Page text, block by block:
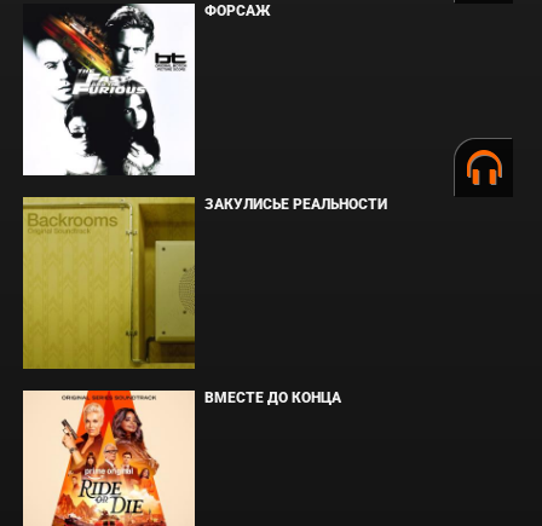
ФОРСАЖ
ЗАКУЛИСЬЕ РЕАЛЬНОСТИ
ВМЕСТЕ ДО КОНЦА